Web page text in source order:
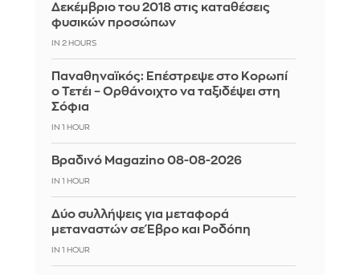
Δεκέμβριο του 2018 στις καταθέσεις
φυσικών προσώπων
IN 2 HOURS
Παναθηναϊκός: Επέστρεψε στο Κορωπί
ο Τετέι – Ορθάνοιχτο να ταξιδέψει στη
Σόφια
IN 1 HOUR
Βραδινό Magazino 08-08-2026
IN 1 HOUR
Δύο συλλήψεις για μεταφορά
μεταναστών σε Έβρο και Ροδόπη
IN 1 HOUR